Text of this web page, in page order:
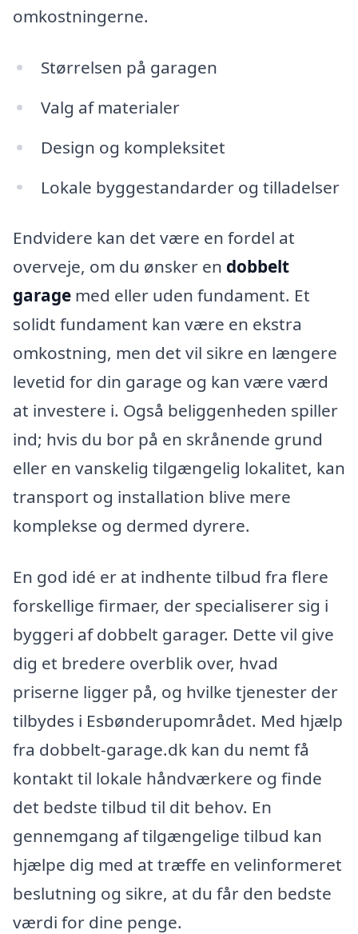
omkostningerne.
Størrelsen på garagen
Valg af materialer
Design og kompleksitet
Lokale byggestandarder og tilladelser
Endvidere kan det være en fordel at
overveje, om du ønsker en dobbelt
garage med eller uden fundament. Et
solidt fundament kan være en ekstra
omkostning, men det vil sikre en længere
levetid for din garage og kan være værd
at investere i. Også beliggenheden spiller
ind; hvis du bor på en skrånende grund
eller en vanskelig tilgængelig lokalitet, kan
transport og installation blive mere
komplekse og dermed dyrere.
En god idé er at indhente tilbud fra flere
forskellige firmaer, der specialiserer sig i
byggeri af dobbelt garager. Dette vil give
dig et bredere overblik over, hvad
priserne ligger på, og hvilke tjenester der
tilbydes i Esbønderupområdet. Med hjælp
fra dobbelt-garage.dk kan du nemt få
kontakt til lokale håndværkere og finde
det bedste tilbud til dit behov. En
gennemgang af tilgængelige tilbud kan
hjælpe dig med at træffe en velinformeret
beslutning og sikre, at du får den bedste
værdi for dine penge.